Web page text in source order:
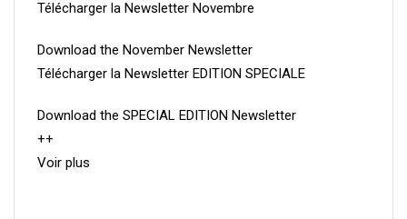
Télécharger la Newsletter Novembre
Download the November Newsletter
Télécharger la Newsletter EDITION SPECIALE
Download the SPECIAL EDITION Newsletter
++
Voir plus